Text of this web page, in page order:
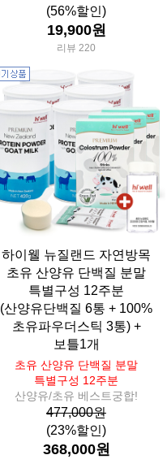
(56%할인)
19,900원
리뷰 220
하이웰 뉴질랜드 자연방목
초유 산양유 단백질 분말
특별구성 12주분
(산양유단백질 6통 + 100%
초유파우더스틱 3통) +
보틀1개
초유 산양유 단백질 분말
특별구성 12주분
산양유/초유 베스트궁합!
477,000원
(23%할인)
368,000원